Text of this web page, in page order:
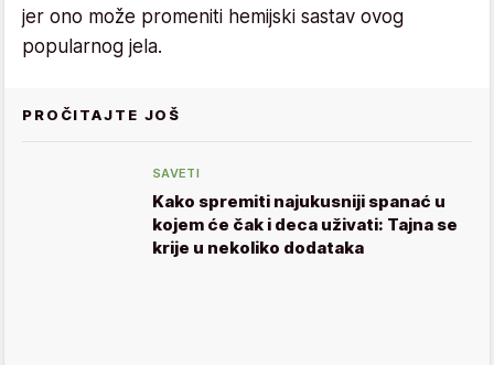
jer ono može promeniti hemijski sastav ovog
popularnog jela.
PROČITAJTE JOŠ
SAVETI
Kako spremiti najukusniji spanać u
kojem će čak i deca uživati: Tajna se
krije u nekoliko dodataka